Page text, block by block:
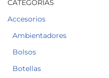
CATEGORIAS
Accesorios
Ambientadores
Bolsos
Botellas